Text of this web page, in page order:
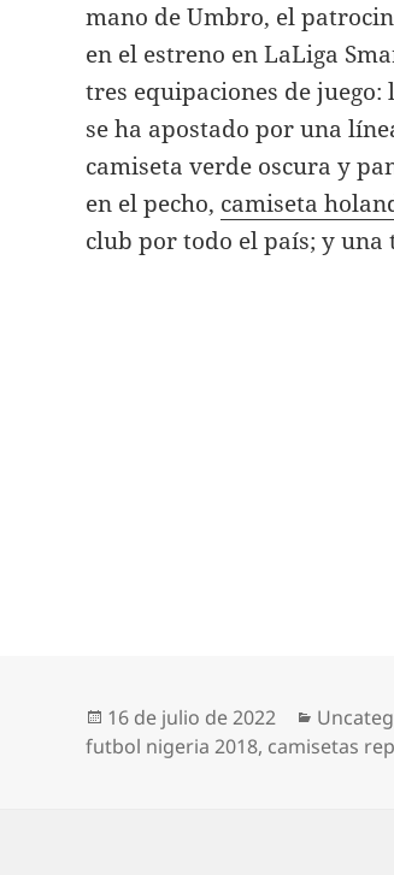
mano de Umbro, el
en el estreno en LaLiga
tres equipaciones de
se ha apostado por una
camiseta verde oscura y
en el pecho, camiseta
club por todo el país; y una
Publicado
el
16 de julio de 2022
futbol nigeria 2018, camisetas